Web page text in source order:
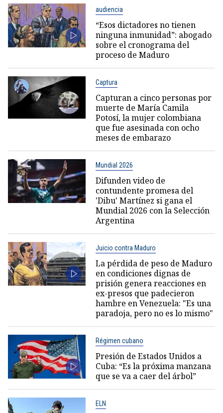
audiencia
“Esos dictadores no tienen
ninguna inmunidad”: abogado
sobre el cronograma del
proceso de Maduro
Captura
Capturan a cinco personas por
muerte de María Camila
Potosí, la mujer colombiana
que fue asesinada con ocho
meses de embarazo
Mundial 2026
Difunden video de
contundente promesa del
'Dibu' Martínez si gana el
Mundial 2026 con la Selección
Argentina
Juicio contra Maduro
La pérdida de peso de Maduro
en condiciones dignas de
prisión genera reacciones en
ex-presos que padecieron
hambre en Venezuela: "Es una
paradoja, pero no es lo mismo"
Régimen cubano
Presión de Estados Unidos a
Cuba: “Es la próxima manzana
que se va a caer del árbol”
ELN